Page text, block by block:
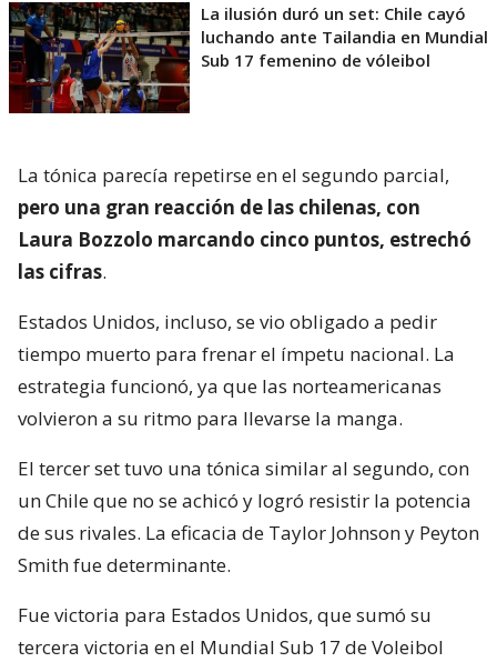
La ilusión duró un set: Chile cayó
luchando ante Tailandia en Mundial
Sub 17 femenino de vóleibol
La tónica parecía repetirse en el segundo parcial,
pero una gran reacción de las chilenas, con
Laura Bozzolo marcando cinco puntos, estrechó
las cifras.
Estados Unidos, incluso, se vio obligado a pedir
tiempo muerto para frenar el ímpetu nacional. La
estrategia funcionó, ya que las norteamericanas
volvieron a su ritmo para llevarse la manga.
El tercer set tuvo una tónica similar al segundo, con
un Chile que no se achicó y logró resistir la potencia
de sus rivales. La eficacia de Taylor Johnson y Peyton
Smith fue determinante.
Fue victoria para Estados Unidos, que sumó su
tercera victoria en el Mundial Sub 17 de Voleibol